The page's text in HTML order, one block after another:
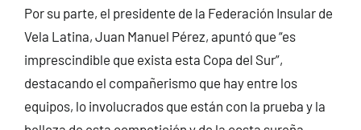
Por su parte, el presidente de la Federación Insular de
Vela Latina, Juan Manuel Pérez, apuntó que “es
imprescindible que exista esta Copa del Sur”,
destacando el compañerismo que hay entre los
equipos, lo involucrados que están con la prueba y la